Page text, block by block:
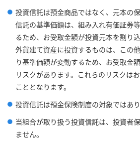
投資信託は預金商品ではなく、元本の
信託の基準価額は、組み入れ有価証券
るため、お受取金額が投資元本を割り
外貨建て資産に投資するものは、この
り基準価額が変動するため、お受取金
リスクがあります。これらのリスクは
こととなります。
投資信託は預金保険制度の対象ではあり
当組合が取り扱う投資信託は、投資者
ません。